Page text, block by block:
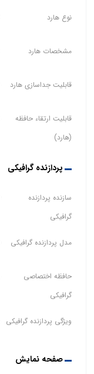
نوع هارد
مشخصات هارد
قابلیت جداسازی هارد
قابلیت ارتقاء حافظه
(هارد)
پردازنده گرافیکی
سازنده پردازنده
گرافیکی
مدل پردازنده گرافیکی
حافظه اختصاصی
گرافیکی
ویژگی پردازنده گرافیکی
صفحه نمایش